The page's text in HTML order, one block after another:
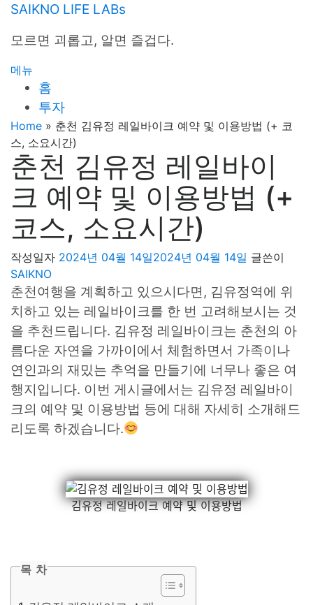
SAIKNO LIFE LABs
모르면 괴롭고, 알면 즐겁다.
메뉴
홈
투자
Home » 춘천 김유정 레일바이크 예약 및 이용방법 (+ 코
스, 소요시간)
춘천 김유정 레일바이
크 예약 및 이용방법 (+
코스, 소요시간)
작성일자 2024년 04월 14일2024년 04월 14일 글쓴이
SAIKNO
춘천여행을 계획하고 있으시다면, 김유정역에 위
치하고 있는 레일바이크를 한 번 고려해보시는 것
을 추천드립니다. 김유정 레일바이크는 춘천의 아
름다운 자연을 가까이에서 체험하면서 가족이나
연인과의 재밌는 추억을 만들기에 너무나 좋은 여
행지입니다. 이번 게시글에서는 김유정 레일바이
크의 예약 및 이용방법 등에 대해 자세히 소개해드
리도록 하겠습니다.
김유정 레일바이크 예약 및 이용방법
목 차